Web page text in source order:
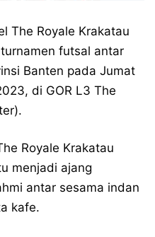
The Royale Krakatau
futsal antar
Banten pada Jumat
di GOR L3 The
Royale Krakatau
menjadi ajang
antar sesama indan
kafe.